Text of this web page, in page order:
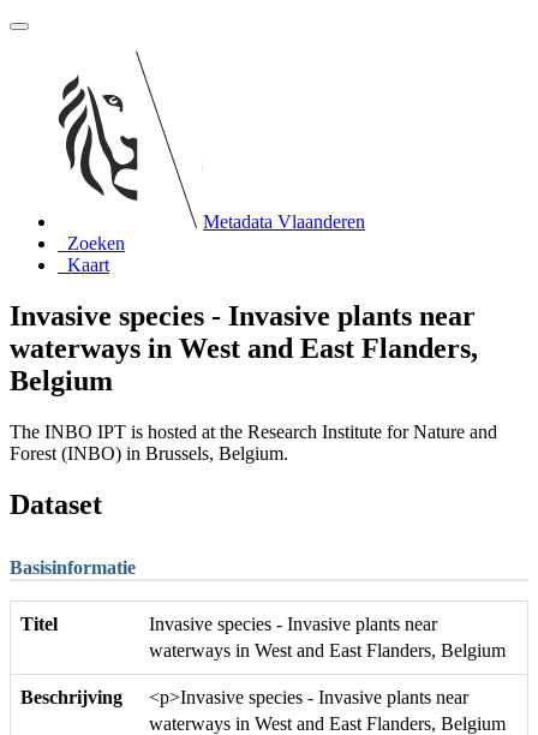
Metadata Vlaanderen
Zoeken
Kaart
Invasive species - Invasive plants near
waterways in West and East Flanders,
Belgium
The INBO IPT is hosted at the Research Institute for Nature and
Forest (INBO) in Brussels, Belgium.
Dataset
Basisinformatie
Titel
Invasive species - Invasive plants near
waterways in West and East Flanders, Belgium
Beschrijving
<p>Invasive species - Invasive plants near
waterways in West and East Flanders, Belgium